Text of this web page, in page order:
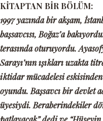
KİTAPTAN BİR BÖLÜM:
1997 yazında bir akşam,
başsavcısı, Boğaz’a
terasında oturuyordu.
Sarayı’nın ışıkları uzakta
iktidar mücadelesi
oyundu. Başsavcı bir devlet
üyesiydi. Beraberindekiler